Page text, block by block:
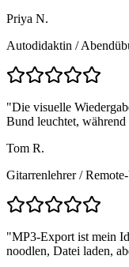
Priya N.
Autodidaktin /
"Die visuelle
Bund leuchtet, während
Tom R.
Gitarrenlehrer/
"MP3-Export ist mein
noodlen, Datei laden,